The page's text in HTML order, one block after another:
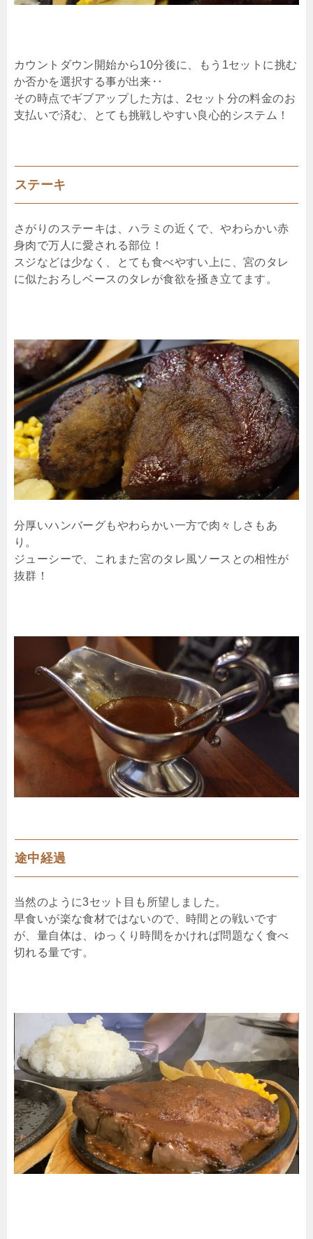
カウントダウン開始から10分後に、もう1セットに挑む
か否かを選択する事が出来‥
その時点でギブアップした方は、2セット分の料金のお
支払いで済む、とても挑戦しやすい良心的システム！
ステーキ
さがりのステーキは、ハラミの近くで、やわらかい赤
身肉で万人に愛される部位！
スジなどは少なく、とても食べやすい上に、宮のタレ
に似たおろしベースのタレが食欲を掻き立てます。
分厚いハンバーグもやわらかい一方で肉々しさもあ
り。
ジューシーで、これまた宮のタレ風ソースとの相性が
抜群！
途中経過
当然のように3セット目も所望しました。
早食いが楽な食材ではないので、時間との戦いです
が、量自体は、ゆっくり時間をかければ問題なく食べ
切れる量です。